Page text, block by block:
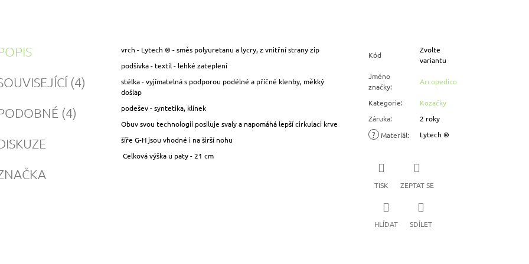
(4)
(4)
vrch - Lytech ® - směs polyuretanu a lycry, z vnitřní strany zip
podšívka - textil - lehké zateplení
stélka - vyjímatelná s podporou podélné a příčné klenby, měkký
došlap
podešev - syntetika, klínek
Obuv svou technologií posiluje svaly a napomáhá lepší cirkulaci krve
šíře G-H jsou vhodné i na širší nohu
Celková výška u paty - 21 cm
Kód
Zvolte
variantu
Jméno
značky:
Arcopedico
Kategorie:
Kozačky
Záruka: 2 roky
? Materiál: Lytech ®
TISK ZEPTAT SE
HLÍDAT SDÍLET